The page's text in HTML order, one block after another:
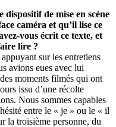
de mise en scène
caméra et qu’il lise ce
vous écrit ce texte, et
lire ?
sur les entretiens
avions eues avec lui
moments filmés qui ont
issu d’une récolte
Nous sommes capables
entre le « je » ou le « il
la troisième personne, du